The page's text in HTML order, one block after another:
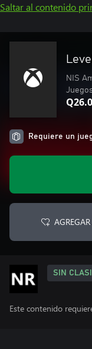
Saltar al contenido
NIS
Requiere un
SIN
Este contenido